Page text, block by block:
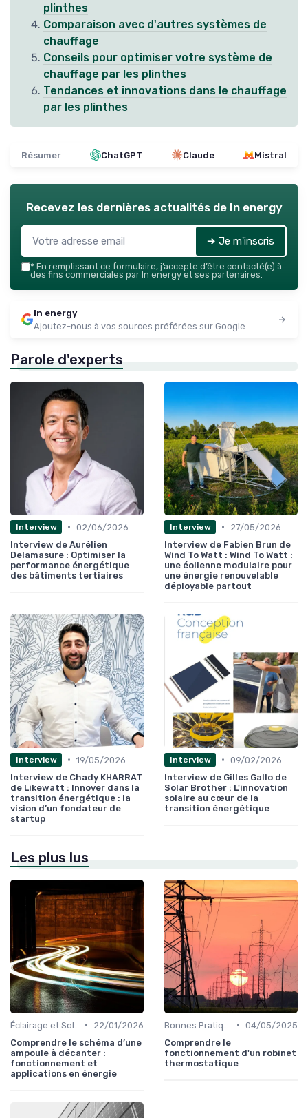
plinthes
Comparaison avec d'autres systèmes de
chauffage
Conseils pour optimiser votre système de
chauffage par les plinthes
Tendances et innovations dans le chauffage
par les plinthes
Résumer ChatGPT Claude Mistral
Recevez les dernières actualités de In energy
➔ Je m'inscris
* En remplissant ce formulaire, j’accepte d’être contacté(e) à
des fins commerciales par In energy et ses partenaires.
In energy
Ajoutez-nous à vos sources préférées sur Google
Parole d'experts
Interview • 02/06/2026
Interview de Aurélien
Delamasure : Optimiser la
performance énergétique
des bâtiments tertiaires
Interview •
27/05/2026
Interview de Fabien Brun de
Wind To Watt : Wind To Watt :
une éolienne modulaire pour
une énergie renouvelable
déployable partout
Interview • 19/05/2026
Interview de Chady KHARRAT
de Likewatt : Innover dans la
transition énergétique : la
vision d’un fondateur de
startup
Interview • 09/02/2026
Interview de Gilles Gallo de
Solar Brother : L'innovation
solaire au cœur de la
transition énergétique
Les plus lus
•
22/01/2026
Comprendre le schéma d’une
ampoule à décanter :
fonctionnement et
applications en énergie
• 04/05/2025
Comprendre le
fonctionnement d'un robinet
thermostatique